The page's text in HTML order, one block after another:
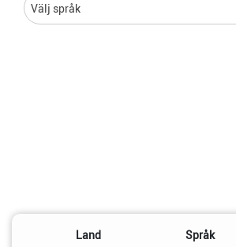
Välj språk
Land Språk